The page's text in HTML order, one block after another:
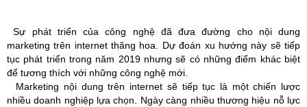
Sự phát triển của công nghệ đã đưa đường cho nội dung
marketing trên internet thăng hoa. Dự đoán xu hướng này sẽ tiếp
tục phát triển trong năm 2019 nhưng sẽ có những điểm khác biệt
để tương thích với những công nghệ mới.
Marketing nội dung trên internet sẽ tiếp tục là một chiến lược
nhiều doanh nghiệp lựa chọn. Ngày càng nhiều thương hiệu nỗ lực